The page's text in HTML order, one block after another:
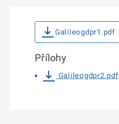
Galileogdpr1.pdf
Přílohy
Galileogdpr2.pdf